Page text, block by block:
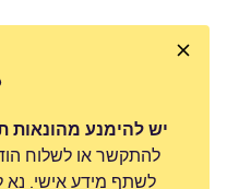
יש להימנע מהונאות
להתקשר או לשלוח
לשתף מידע אישי. נא